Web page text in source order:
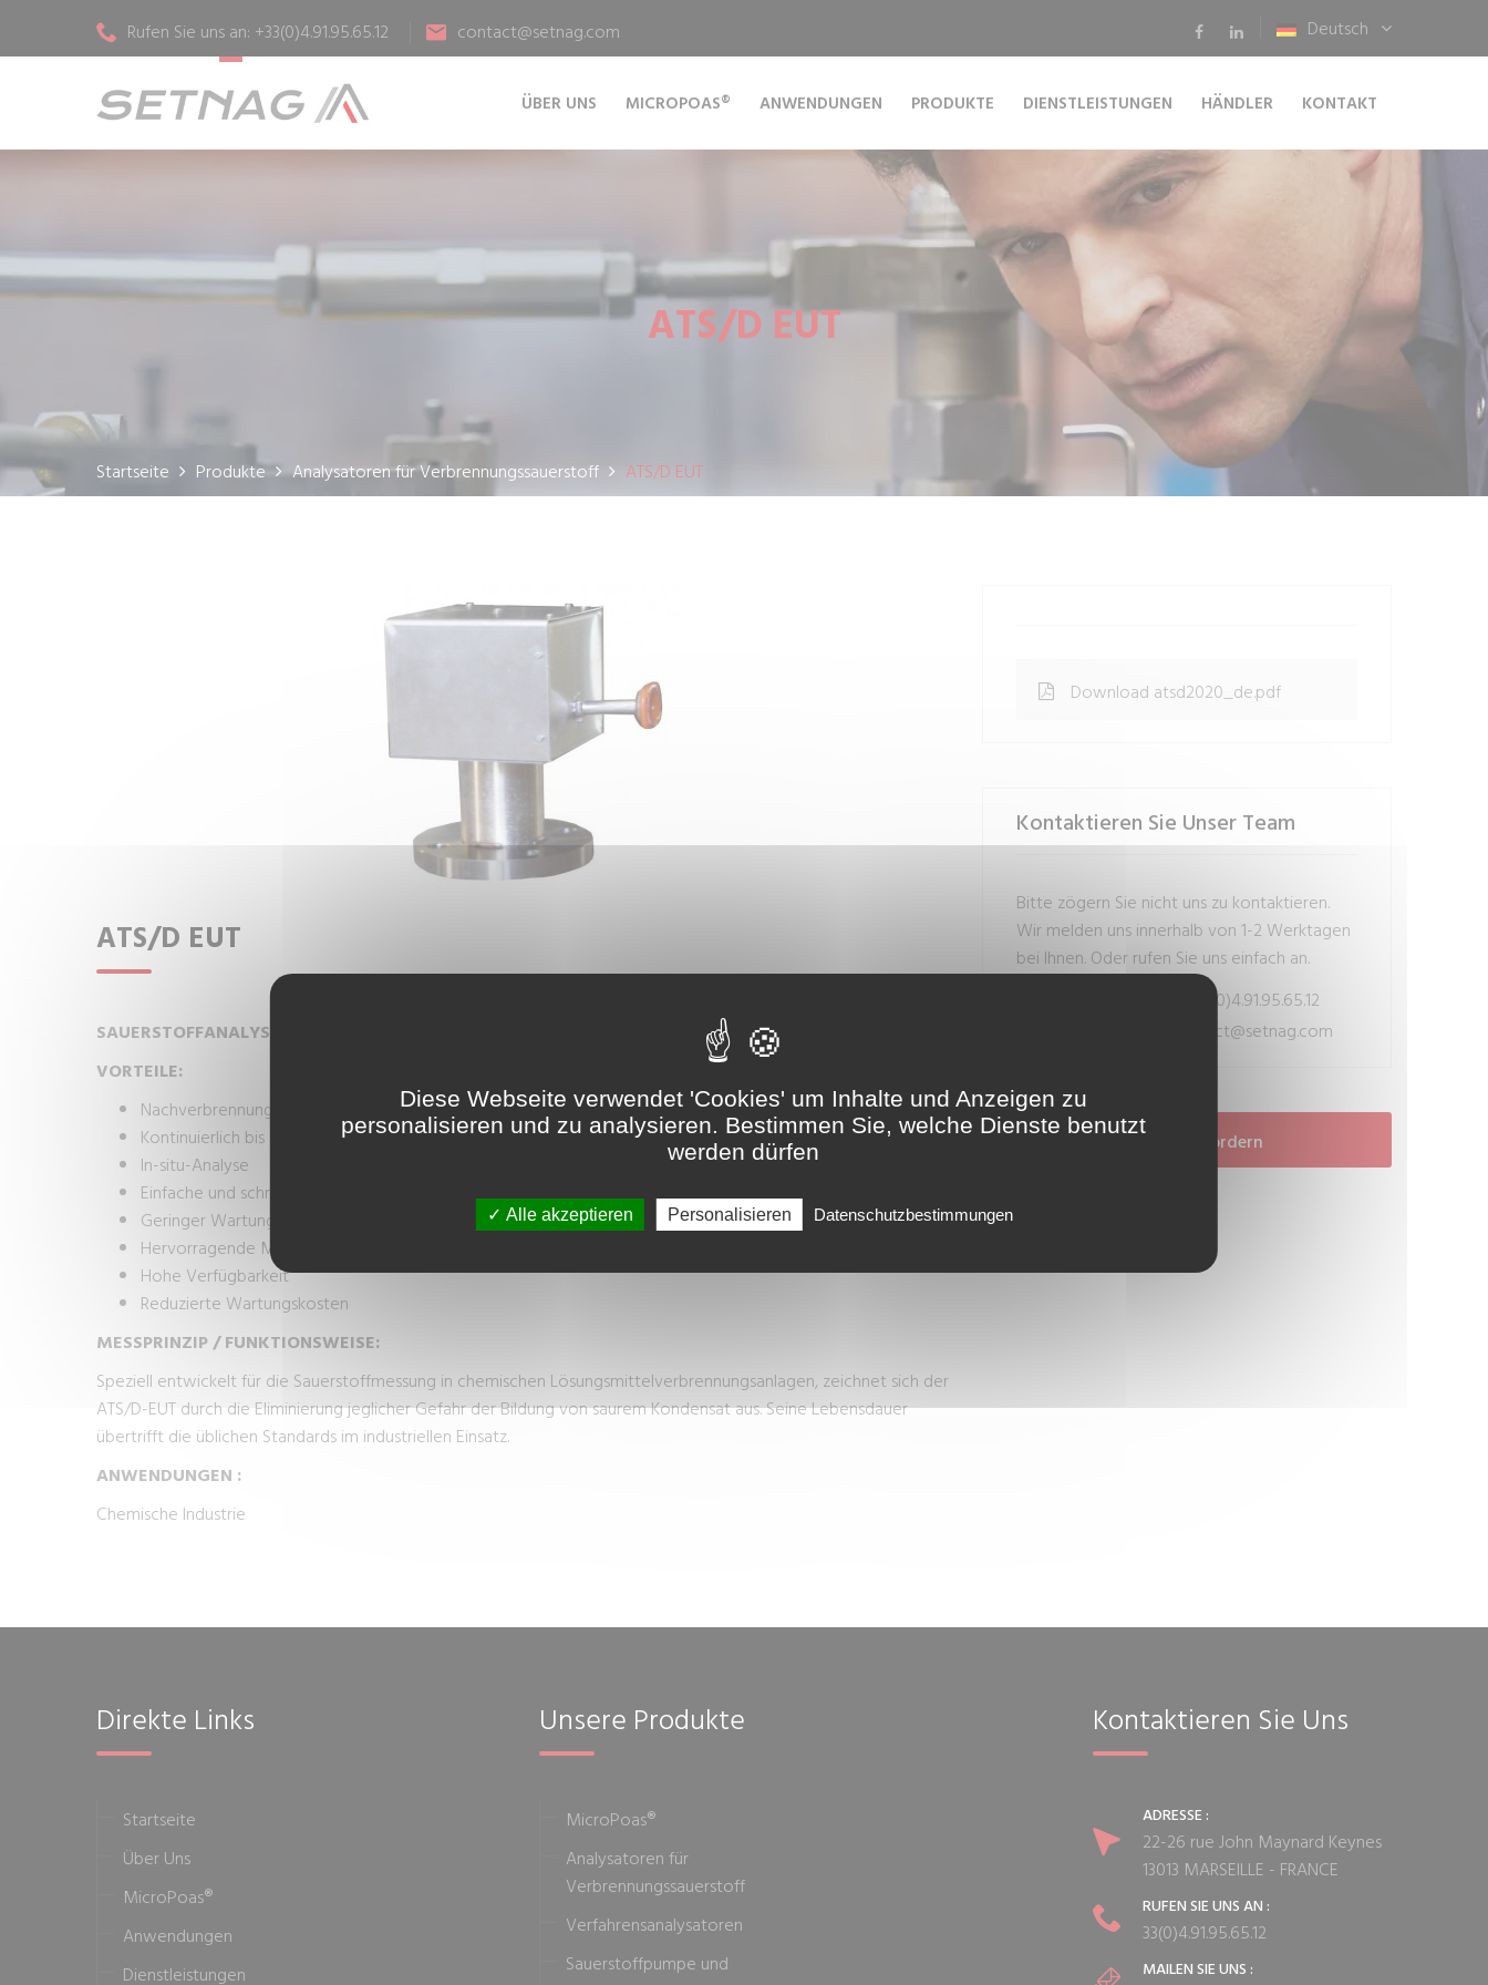
Rufen Sie uns an: +33(0)4.91.95.65.12 contact@setnag.com Deutsch
ÜBER UNS MICROPOAS® ANWENDUNGEN PRODUKTE DIENSTLEISTUNGEN HÄNDLER KONTAKT
ATS/D EUT
Startseite Produkte Analysatoren für Verbrennungssauerstoff ATS/D EUT
ATS/D EUT
SAUERSTOFFANALYSATOR FÜR LÖSUNGSMITTELVERBRENNUNGSANLAGEN
VORTEILE:
Nachverbrennungssteuerung von Verbrennungsanlagen
Kontinuierlich bis zu 1300°C, je nach Version
In-situ-Analyse
Einfache und schnelle Umsetzung
Geringer Wartungs- und Pflegeaufwand
Hervorragende Messzuverlässigkeit
Hohe Verfügbarkeit
Reduzierte Wartungskosten
MESSPRINZIP / FUNKTIONSWEISE:
Speziell entwickelt für die Sauerstoffmessung in chemischen Lösungsmittelverbrennungsanlagen, zeichnet sich der
ATS/D-EUT durch die Eliminierung jeglicher Gefahr der Bildung von saurem Kondensat aus. Seine Lebensdauer
übertrifft die üblichen Standards im industriellen Einsatz.
ANWENDUNGEN :
Chemische Industrie
Download atsd2020_de.pdf
Kontaktieren Sie Unser Team
Bitte zögern Sie nicht uns zu kontaktieren.
Wir melden uns innerhalb von 1-2 Werktagen
bei Ihnen. Oder rufen Sie uns einfach an.
+33(0)4.91.95.65.12
contact@setnag.com
Angebot anfordern
Direkte Links
Startseite
Über Uns
MicroPoas®
Anwendungen
Dienstleistungen
Unsere Produkte
MicroPoas®
Analysatoren für
Verbrennungssauerstoff
Verfahrensanalysatoren
Sauerstoffpumpe und
Kontaktieren Sie Uns
ADRESSE :
22-26 rue John Maynard Keynes
13013 MARSEILLE - FRANCE
RUFEN SIE UNS AN :
33(0)4.91.95.65.12
MAILEN SIE UNS :
Diese Webseite verwendet 'Cookies' um Inhalte und Anzeigen zu
personalisieren und zu analysieren. Bestimmen Sie, welche Dienste benutzt
werden dürfen
Alle akzeptieren Personalisieren Datenschutzbestimmungen